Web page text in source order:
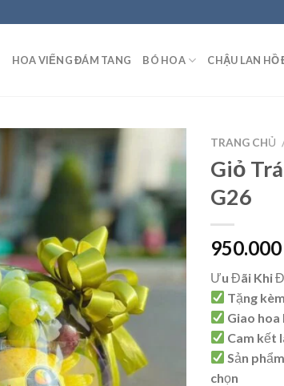
HOA VIẾNG ĐÁM TANG BÓ HOA CHẬU LAN HỒ
TRANG CHỦ
Giỏ
G26
950.000
Ưu Đãi Khi
Tặng
Giao hoa
Cam kết
Sản
chọn